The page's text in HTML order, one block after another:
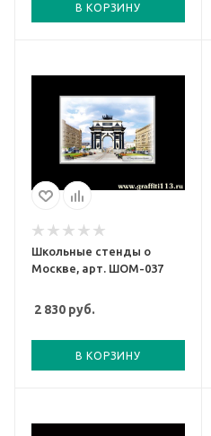
В КОРЗИНУ
Школьные стенды о
Москве, арт. ШОМ-037
2 830 руб.
В КОРЗИНУ